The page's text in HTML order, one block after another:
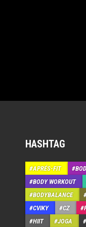
HASHTAG
APRÉS-FIT
BODY WORKOUT
BODYBALANCE
CVIKY
CZ
HIIT
JOGA